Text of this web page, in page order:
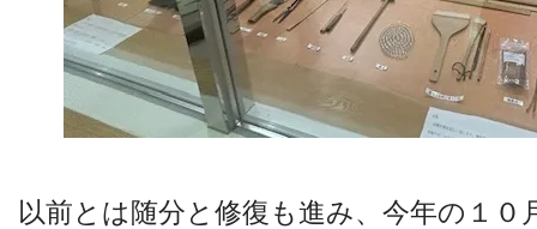
以前とは随分と修復も進み、今年の１